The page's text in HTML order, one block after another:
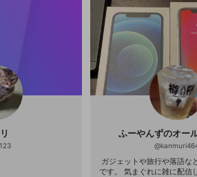
ふーやんずのオー
@
ガジェットや旅行や落語な
です。 気まぐれに雑に配信